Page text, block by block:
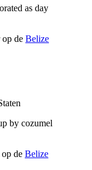
as day
de Belize
by cozumel
de Belize